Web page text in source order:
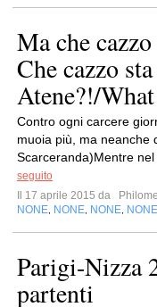
Ma che
Che cazzo
Atene?!/
Contro ogni carcere
muoia più, ma neanche
Scarceranda)Mentre
seguito
Il 17 aprile 2015 da
NONE NONE NONE NONE
Parigi-Nizza
partenti